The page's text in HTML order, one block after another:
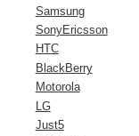
Samsung
SonyEricsson
HTC
BlackBerry
Motorola
LG
Just5